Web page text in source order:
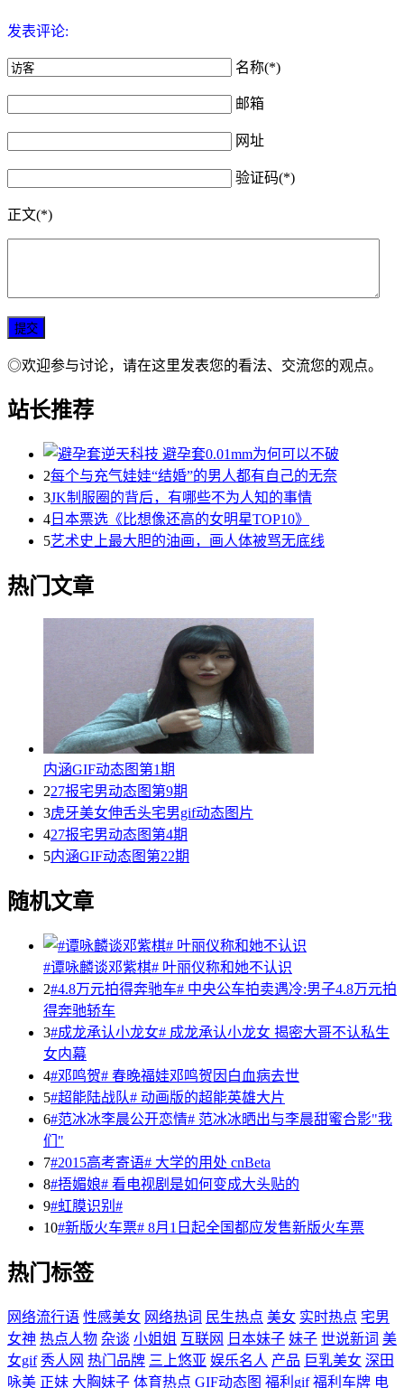
发表评论:
名称(*)
邮箱
网址
验证码(*)
正文(*)
◎欢迎参与讨论，请在这里发表您的看法、交流您的观点。
站长推荐
2每个与充气娃娃“结婚”的男人都有自己的无奈
3JK制服圈的背后，有哪些不为人知的事情
4 日本票选《比想像还高的女明星TOP10》
5艺术史上最大胆的油画，画人体被骂无底线
热门文章
内涵GIF动态图第1期
227报宅男动态图第9期
3虎牙美女伸舌头宅男gif动态图片
427报宅男动态图第4期
5内涵GIF动态图第22期
随机文章
#谭咏麟谈邓紫棋# 叶丽仪称和她不认识
2#4.8万元拍得奔驰车# 中央公车拍卖遇冷:男子4.8万元拍
得奔驰轿车
3#成龙承认小龙女# 成龙承认小龙女 揭密大哥不认私生
女内幕
4#邓鸣贺# 春晚福娃邓鸣贺因白血病去世
5#超能陆战队# 动画版的超能英雄大片
6#范冰冰李晨公开恋情# 范冰冰晒出与李晨甜蜜合影"我
们"
7#2015高考寄语# 大学的用处 cnBeta
8#捂媚娘# 看电视剧是如何变成大头贴的
9#虹膜识别#
10#新版火车票# 8月1日起全国都应发售新版火车票
热门标签
网络流行语 性感美女 网络热词 民生热点 美女 实时热点 宅男
女神 热点人物 杂谈 小姐姐 互联网 日本妹子 妹子 世说新词 美
女gif 秀人网 热门品牌 三上悠亚 娱乐名人 产品 巨乳美女 深田
咏美 正妹 大胸妹子 体育热点 GIF动态图 福利gif 福利车牌 电